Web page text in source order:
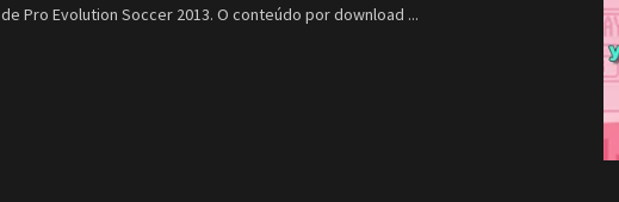
de Pro Evolution Soccer 2013. O conteúdo por download ...